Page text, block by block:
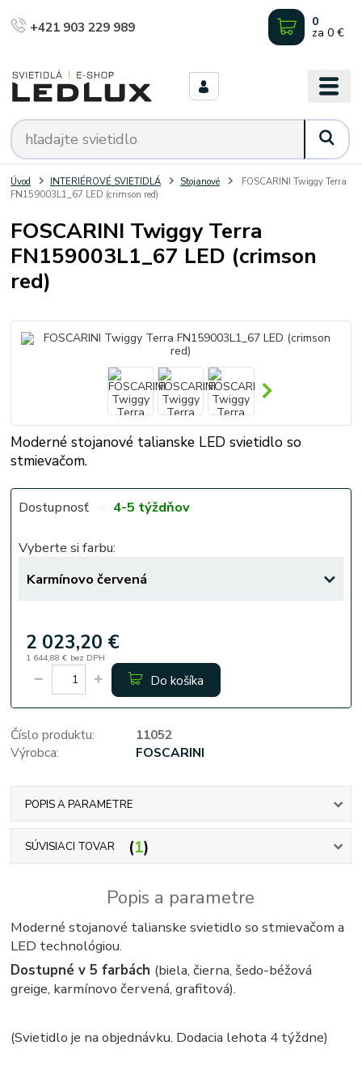
+421 903 229 989 0
za 0 €
Úvod INTERIÉROVÉ SVIETIDLÁ Stojanové
FOSCARINI Twiggy Terra
FN159003L1_67 LED (crimson red)
FOSCARINI Twiggy Terra
FN159003L1_67 LED (crimson
red)
Moderné stojanové talianske LED svietidlo so
stmievačom.
Dostupnosť 4-5 týždňov
Vyberte si farbu:
2 023,20 €
1 644,88 € bez DPH
Do košíka
Číslo produktu:
11052
Výrobca:
FOSCARINI
POPIS A PARAMETRE
SÚVISIACI TOVAR 1
Popis a parametre
Moderné stojanové talianske svietidlo so stmievačom a
LED technológiou.
Dostupné v 5 farbách (biela, čierna, šedo-béžová
greige, karmínovo červená, grafitová).
(Svietidlo je na objednávku. Dodacia lehota 4 týždne)